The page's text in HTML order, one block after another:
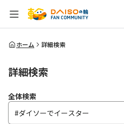
全体検索
ホーム 詳細検索
詳細検索
全体検索